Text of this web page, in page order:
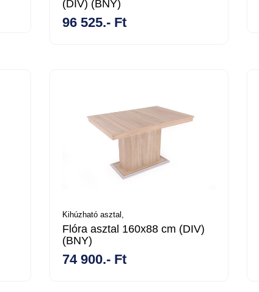
(DIV) (BNY)
96 525.- Ft
Kihúzható asztal,
Flóra asztal 160x88 cm (DIV)
(BNY)
74 900.- Ft